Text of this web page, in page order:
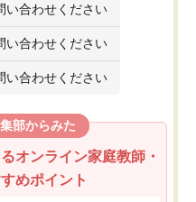
い合わせください
い合わせください
い合わせください
部からみた
オンライン家庭教師・
めポイント